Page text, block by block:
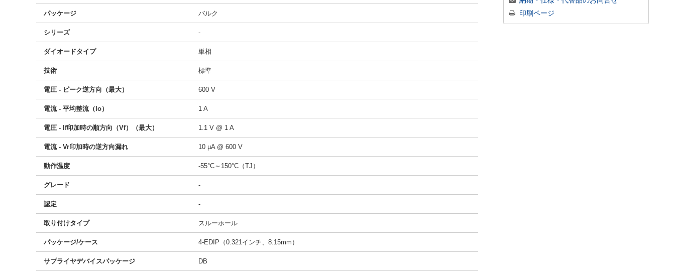
印刷ページ
パッケージ バルク
シリーズ -
ダイオードタイプ 単相
技術 標準
電圧 - ピーク逆方向（最大） 600 V
電流 - 平均整流（Io） 1 A
電圧 - If印加時の順方向（Vf）（最大） 1.1 V @ 1 A
電流 - Vr印加時の逆方向漏れ 10 µA @ 600 V
動作温度 -55°C～150°C（TJ）
グレード -
認定 -
取り付けタイプ スルーホール
パッケージ/ケース 4-EDIP（0.321インチ、8.15mm）
サプライヤデバイスパッケージ DB